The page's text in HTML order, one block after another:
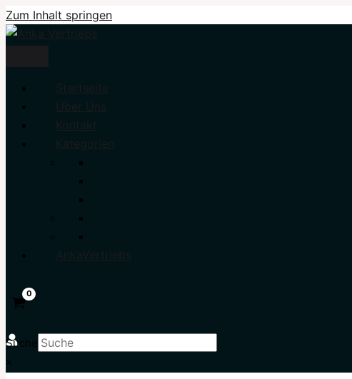
Zum Inhalt springen
Startseite
Über Uns
Kontakt
Kategorien
AnkaVertriebs
Suche
×